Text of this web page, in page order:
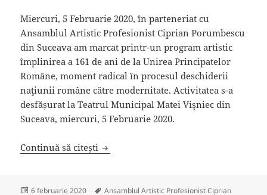
Miercuri, 5 Februarie 2020, în parteneriat cu
Ansamblul Artistic Profesionist Ciprian Porumbescu
din Suceava am marcat printr-un program artistic
împlinirea a 161 de ani de la Unirea Principatelor
Române, moment radical în procesul deschiderii
naţiunii române către modernitate. Activitatea s-a
desfășurat la Teatrul Municipal Matei Vişniec din
Suceava, miercuri, 5 Februarie 2020.
Continuă să citești Unire-n cuget și-n simțiri!
Publicat
6 februarie 2020 Etichete
Ansamblul Artistic Profesionist Ciprian